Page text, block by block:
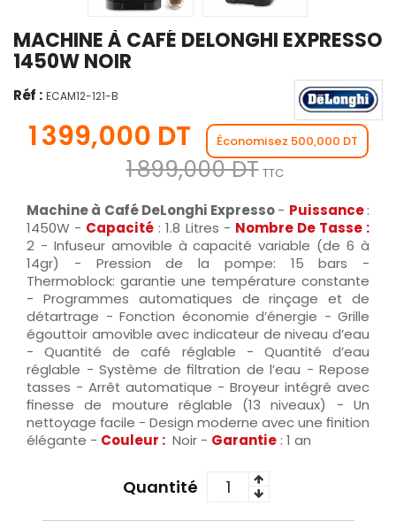
MACHINE À CAFÉ DELONGHI EXPRESSO
1450W NOIR
Réf : ECAM12-121-B
1 399,000 DT Économisez 500,000 DT
1 899,000 DT TTC
Machine à Café DeLonghi Expresso- Puissance:
1450W - Capacité : 1.8 Litres - Nombre De Tasse :
2 - Infuseur amovible à capacité variable (de 6 à
14gr) - Pression de la pompe: 15 bars -
Thermoblock: garantie une température constante
- Programmes automatiques de rinçage et de
détartrage - Fonction économie d’énergie - Grille
égouttoir amovible avec indicateur de niveau d’eau
- Quantité de café réglable - Quantité d’eau
réglable - Système de filtration de l’eau - Repose
tasses - Arrêt automatique - Broyeur intégré avec
finesse de mouture réglable (13 niveaux) - Un
nettoyage facile - Design moderne avec une finition
élégante - Couleur : Noir - Garantie : 1 an
Quantité